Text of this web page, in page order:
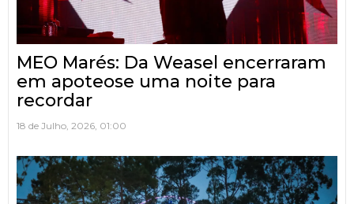
MEO Marés: Da Weasel encerraram
em apoteose uma noite para
recordar
18 de Julho, 2026, 01:00